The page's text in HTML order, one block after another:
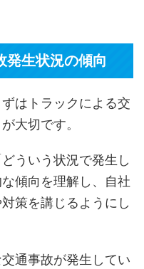
発生状況の傾向
はトラックによる交
大切です。
ういう状況で発生し
傾向を理解し、自社
策を講じるようにし
通事故が発生してい